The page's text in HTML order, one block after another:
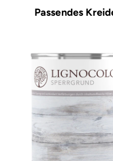
Passendes